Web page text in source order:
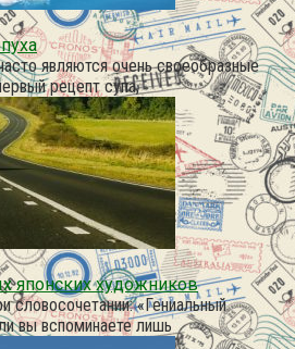
являются очень своеобразные
рецепт супа,
японских художников
словосочетании: «Гениальный
вы вспоминаете лишь